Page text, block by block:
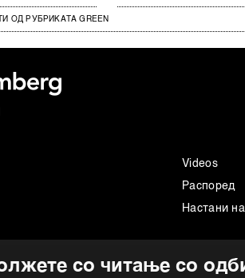
ОД РУБРИКАТА GREEN
со читање со
Videos
Распоред
Настани